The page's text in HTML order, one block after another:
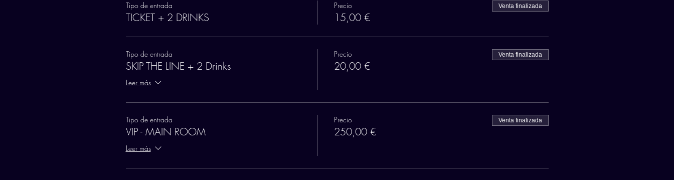
Tipo de entrada
TICKET + 2 DRINKS
Precio
15,00 €
Venta finalizada
Tipo de entrada
SKIP THE LINE + 2 Drinks
Leer más
Precio
20,00 €
Venta finalizada
Tipo de entrada
VIP - MAIN ROOM
Leer más
Precio
250,00 €
Venta finalizada